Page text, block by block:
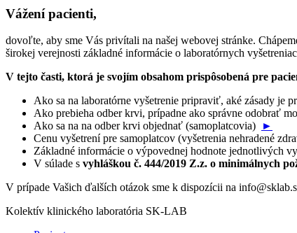
Vážení pacienti,
dovoľte, aby sme Vás privítali na našej webovej stránke.
širokej verejnosti základné informácie o laboratórnych
V tejto časti, ktorá je svojím obsahom prispôsobená pre
Ako sa na laboratórne vyšetrenie pripraviť, aké zásady je
Ako prebieha odber krvi, prípadne ako správne odobrať
Ako sa na na odber krvi objednať (samoplatcovia)
►
Cenu vyšetrení pre samoplatcov (vyšetrenia nehradené
Základné informácie o výpovednej hodnote jednotlivých
V súlade s vyhláškou č. 444/2019 Z.z. o minimálnych
V prípade Vašich ďalších otázok sme k dispozícii na
Kolektív klinického laboratória SK-LAB